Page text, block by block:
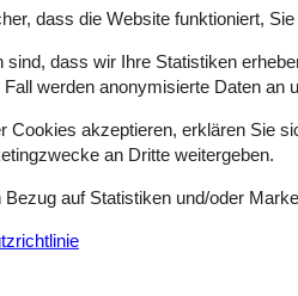
dass die Website funktioniert,
sind, dass wir Ihre Statistiken
werden anonymisierte Daten an
Cookies akzeptieren, erklären Sie
an Dritte weitergeben.
auf Statistiken und/oder